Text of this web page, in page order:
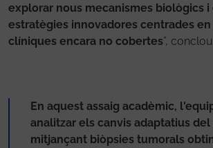
explorar nous mecanismes biològics
estratègies innovadores centrades
clíniques encara no cobertes”,
En aquest assaig acadèmic,
analitzar els canvis adaptatius
mitjançant biòpsies tumorals